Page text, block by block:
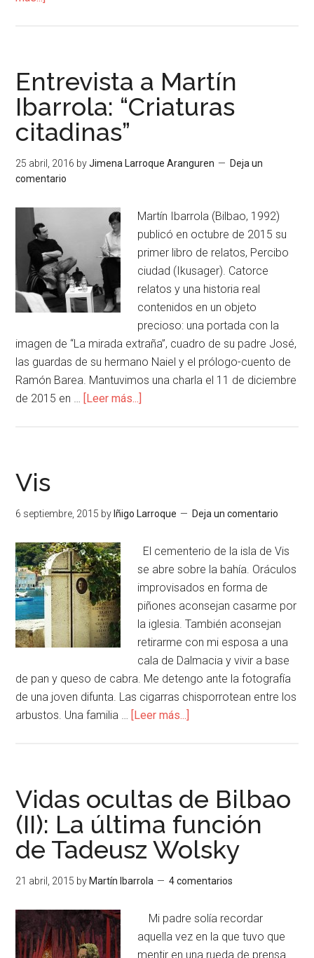
Entrevista a Martín
Ibarrola: “Criaturas
citadinas”
25 abril, 2016 byJimena Larroque Aranguren
Deja un
comentario
Martín Ibarrola (Bilbao, 1992)
publicó en octubre de 2015 su
primer libro de relatos, Percibo
ciudad (Ikusager). Catorce
relatos y una historia real
contenidos en un objeto
precioso: una portada con la
imagen de “La mirada extraña”, cuadro de su padre José,
las guardas de su hermano Naiel y el prólogo-cuento de
Ramón Barea. Mantuvimos una charla el 11 de diciembre
de 2015 en … [Leer más...]
Vis
6 septiembre, 2015 by Iñigo Larroque Deja un comentario
El cementerio de la isla de Vis
se abre sobre la bahía. Oráculos
improvisados en forma de
piñones aconsejan casarme por
la iglesia. También aconsejan
retirarme con mi esposa a una
cala de Dalmacia y vivir a base
de pan y queso de cabra. Me detengo ante la fotografía
de una joven difunta. Las cigarras chisporrotean entre los
arbustos. Una familia … [Leer más...]
Vidas ocultas de Bilbao
(II): La última función
de Tadeusz Wolsky
21 abril, 2015 by Martín Ibarrola 4 comentarios
Mi padre solía recordar
aquella vez en la que tuvo que
mentir en una rueda de prensa.